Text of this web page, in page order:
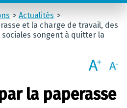
Actualités
et la charge de travail, des
songent à quitter la
la paperasse